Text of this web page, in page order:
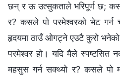
छन् र ऊ उत्सुकताले भरिपूर्ण छ;
र? कसले पो परमेश्‍वरको भेट गर्न
हृदयमा ठाउँ ओगट्ने एउटै कुरो भनेको
परमेश्‍वर हो। यदि मैले स्पष्टसित
महसुस गर्न सक्थ्यो र? कसले पो